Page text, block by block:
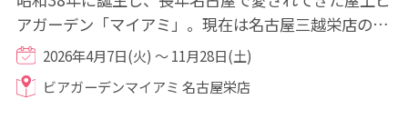
アガーデン「マイアミ」。現在は名古屋三越栄店の屋
上に場所を移し、伝統を受け継ぎながら進化...
2026年4月7日(火) ～ 11月28日(土)
ビアガーデンマイアミ 名古屋栄店